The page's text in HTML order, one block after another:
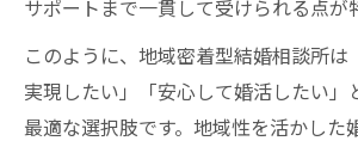
サポートまで一貫して受けられる点が
このように、地域密着型結婚相談所は
実現したい」「安心して婚活したい」
最適な選択肢です。地域性を活かした